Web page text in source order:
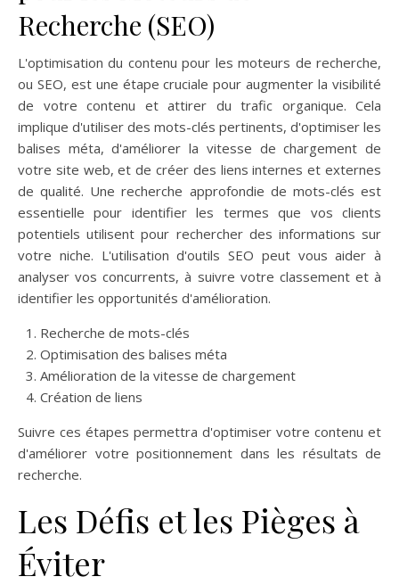
Recherche (SEO)
L'optimisation du contenu pour les moteurs de recherche,
ou SEO, est une étape cruciale pour augmenter la visibilité
de votre contenu et attirer du trafic organique. Cela
implique d'utiliser des mots-clés pertinents, d'optimiser les
balises méta, d'améliorer la vitesse de chargement de
votre site web, et de créer des liens internes et externes
de qualité. Une recherche approfondie de mots-clés est
essentielle pour identifier les termes que vos clients
potentiels utilisent pour rechercher des informations sur
votre niche. L'utilisation d'outils SEO peut vous aider à
analyser vos concurrents, à suivre votre classement et à
identifier les opportunités d'amélioration.
Recherche de mots-clés
Optimisation des balises méta
Amélioration de la vitesse de chargement
Création de liens
Suivre ces étapes permettra d'optimiser votre contenu et
d'améliorer votre positionnement dans les résultats de
recherche.
Les Défis et les Pièges à
Éviter